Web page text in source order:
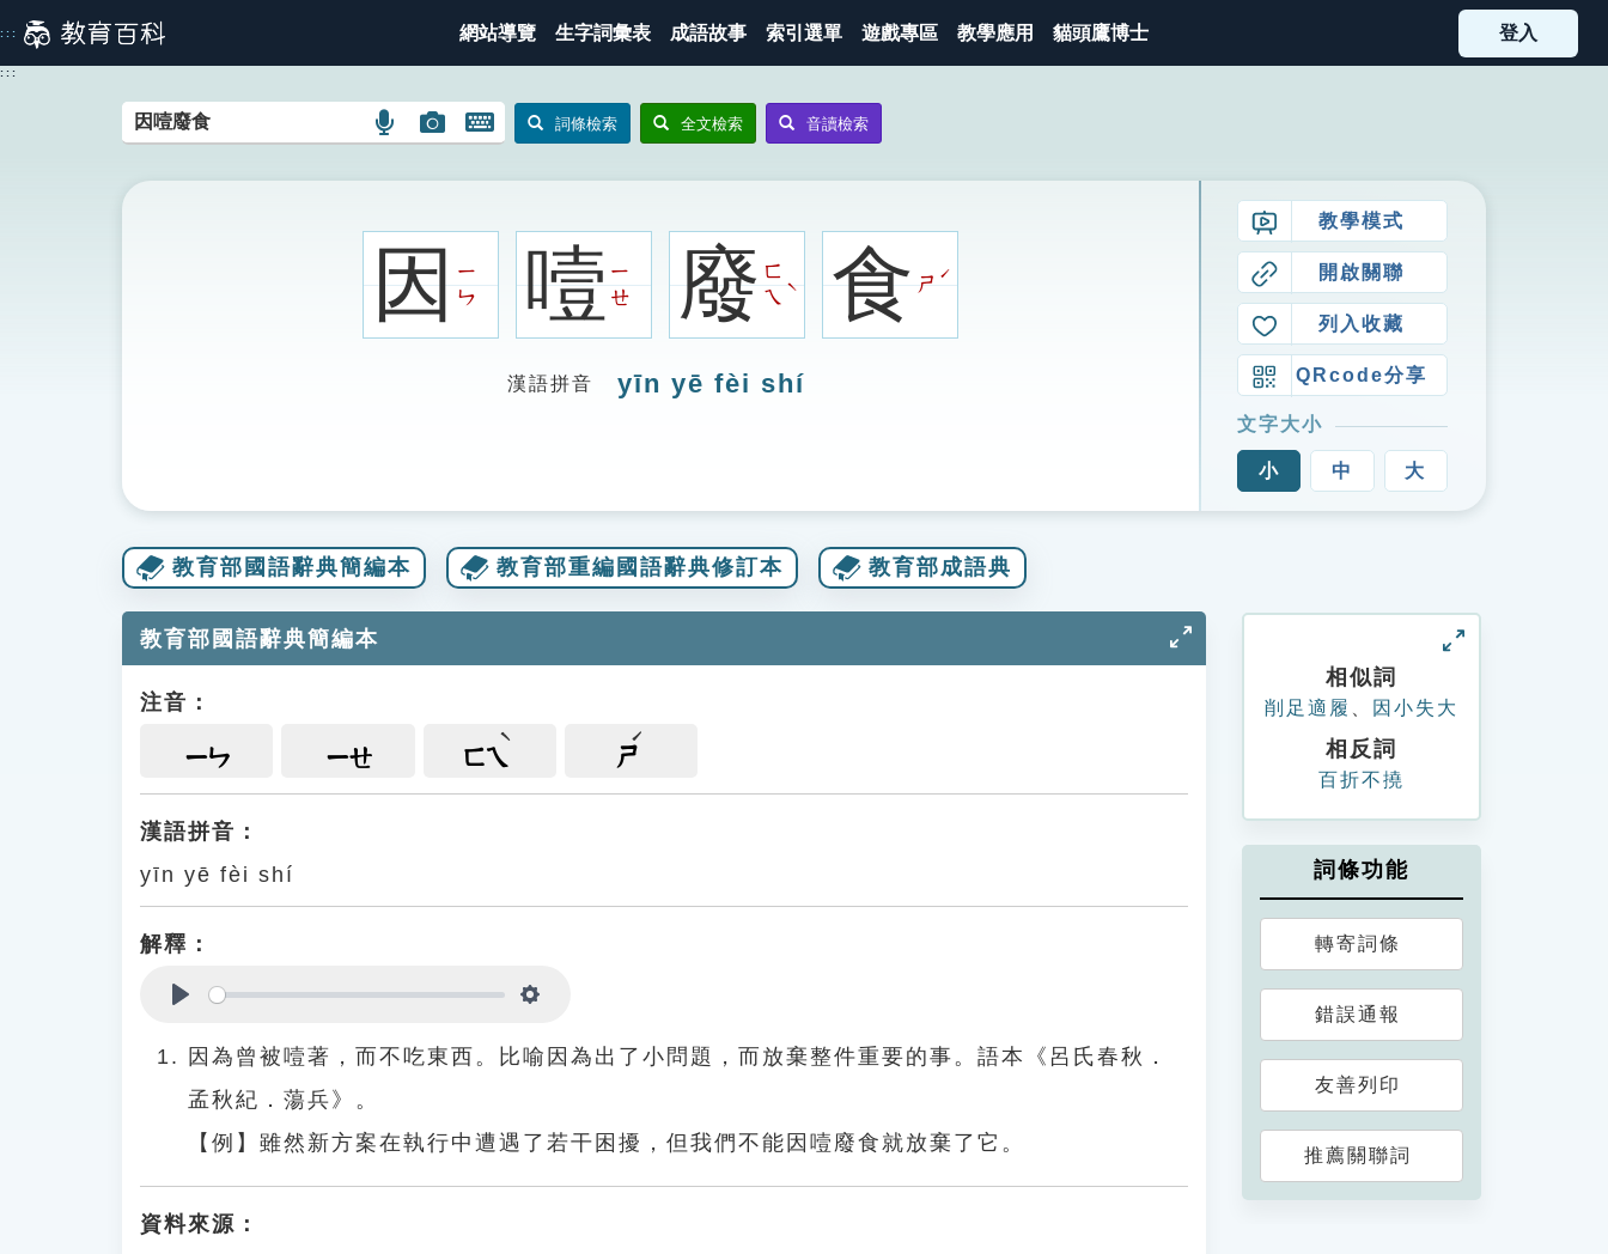
到
主
::: 網站導覽 生字詞彙表 成語故事 索引選單 遊戲專區 教學應用 貓頭鷹博士 登入
:::
語
搜
圖
示
圖
搜
圖
示
開
鍵
圖
詞條檢索 全文檢索 音讀檢索
因ㄧ
ㄣ
噎ㄧ
ㄝ
廢ㄈ
ㄟ
ˋ 食ㄕ
ˊ
漢語拼音 yīn yē fèi shí
教學模式
開啟關聯
列入收藏
QRcode分享
文字大小
小 中 大
教育部國語辭典簡編本 教育部重編國語辭典修訂本 教育部成語典
教育部國語辭典簡編本
注音：
ㄧㄣ ㄧㄝ ㄈㄟ ㄕ
漢語拼音：
yīn yē fèi shí
解釋：
因為曾被噎著，而不吃東西。比喻因為出了小問題，而放棄整件重要的事。語本《呂氏春秋．
孟秋紀．蕩兵》。
【例】雖然新方案在執行中遭遇了若干困擾，但我們不能因噎廢食就放棄了它。
資料來源：
相似詞
削足適履 因小失大
相反詞
百折不撓
詞條功能
轉寄詞條
錯誤通報
友善列印
推薦關聯詞